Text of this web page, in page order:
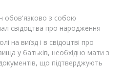
обов'язково з собою
свідоцтва про народження
на виїзд і в свідоцтві про
у батьків, необхідно мати з
що підтверджують